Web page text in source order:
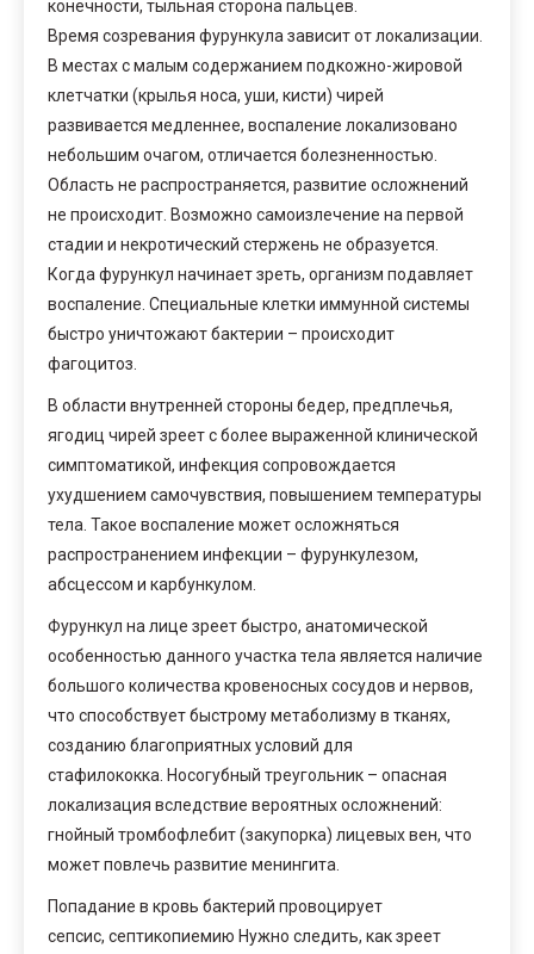
конечности, тыльная сторона пальцев.
Время созревания фурункула зависит от локализации.
В местах с малым содержанием подкожно-жировой
клетчатки (крылья носа, уши, кисти) чирей
развивается медленнее, воспаление локализовано
небольшим очагом, отличается болезненностью.
Область не распространяется, развитие осложнений
не происходит. Возможно самоизлечение на первой
стадии и некротический стержень не образуется.
Когда фурункул начинает зреть, организм подавляет
воспаление. Специальные клетки иммунной системы
быстро уничтожают бактерии – происходит
фагоцитоз.
В области внутренней стороны бедер, предплечья,
ягодиц чирей зреет с более выраженной клинической
симптоматикой, инфекция сопровождается
ухудшением самочувствия, повышением температуры
тела. Такое воспаление может осложняться
распространением инфекции – фурункулезом,
абсцессом и карбункулом.
Фурункул на лице зреет быстро, анатомической
особенностью данного участка тела является наличие
большого количества кровеносных сосудов и нервов,
что способствует быстрому метаболизму в тканях,
созданию благоприятных условий для
стафилококка. Носогубный треугольник – опасная
локализация вследствие вероятных осложнений:
гнойный тромбофлебит (закупорка) лицевых вен, что
может повлечь развитие менингита.
Попадание в кровь бактерий провоцирует
сепсис, септикопиемию Нужно следить, как зреет